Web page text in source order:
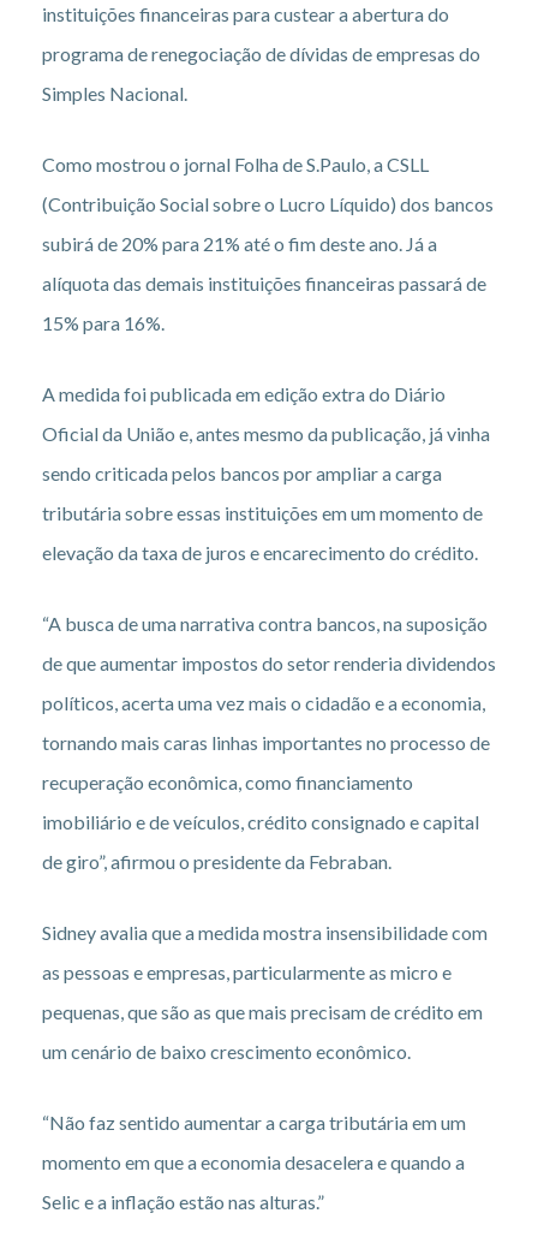
instituições financeiras para custear a abertura do
programa de renegociação de dívidas de empresas do
Simples Nacional.
Como mostrou o jornal Folha de S.Paulo, a CSLL
(Contribuição Social sobre o Lucro Líquido) dos bancos
subirá de 20% para 21% até o fim deste ano. Já a
alíquota das demais instituições financeiras passará de
15% para 16%.
A medida foi publicada em edição extra do Diário
Oficial da União e, antes mesmo da publicação, já vinha
sendo criticada pelos bancos por ampliar a carga
tributária sobre essas instituições em um momento de
elevação da taxa de juros e encarecimento do crédito.
“A busca de uma narrativa contra bancos, na suposição
de que aumentar impostos do setor renderia dividendos
políticos, acerta uma vez mais o cidadão e a economia,
tornando mais caras linhas importantes no processo de
recuperação econômica, como financiamento
imobiliário e de veículos, crédito consignado e capital
de giro”, afirmou o presidente da Febraban.
Sidney avalia que a medida mostra insensibilidade com
as pessoas e empresas, particularmente as micro e
pequenas, que são as que mais precisam de crédito em
um cenário de baixo crescimento econômico.
“Não faz sentido aumentar a carga tributária em um
momento em que a economia desacelera e quando a
Selic e a inflação estão nas alturas.”